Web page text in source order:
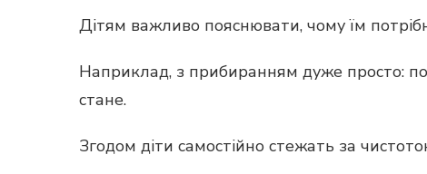
Дітям важливо пояснювати, чому їм
Наприклад, з прибиранням дуже просто:
стане.
Згодом діти самостійно стежать за